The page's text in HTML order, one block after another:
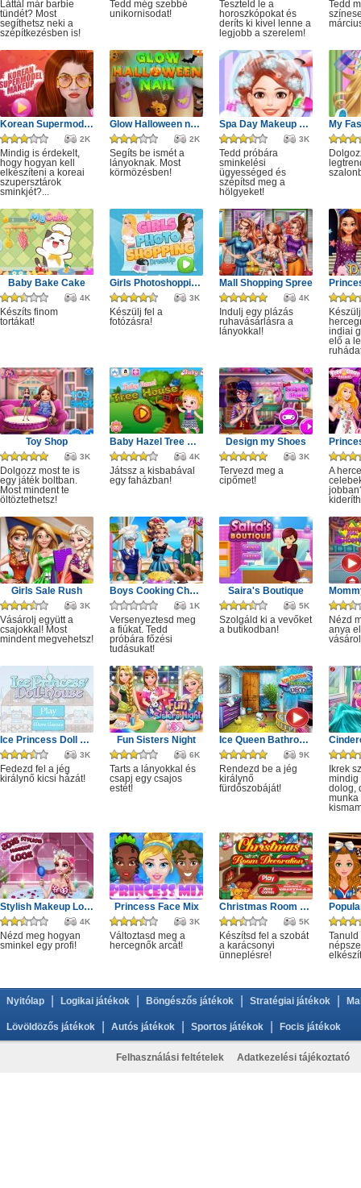
Láttál már barbie
tündét? Most
segíthetsz neki a
szépítkezésben is!
Tedd még szebbé
unikornisodat!
Teszteld le a
horoszkópokat és
deríts ki kivel lenne a
legjobb a szerelem!
Tedd
Korean Supermodel Makeup
2K
Mindig is érdekelt,
hogy hogyan kell
elkészíteni a koreai
szupersztárok
sminkjét?...
Glow Halloween nails polish
2K
Segíts be ismét a
lányoknak. Most
körmözésben!
Spa Day Makeup Artist
3K
Tedd próbára
sminkelési
ügyességed és
szépítsd meg a
hölgyeket!
Baby Bake Cake
4K
Készíts finom
tortákat!
Girls Photoshopping Dressup
3K
Készülj fel a
fotózásra!
Mall Shopping Spree
4K
Indulj egy plázás
ruhavásárlásra a
lányokkal!
indiai
elő a
Toy Shop
3K
Dolgozz most te is
egy játék boltban.
Most mindent te
öltöztethetsz!
Baby Hazel Tree House
4K
Játssz a kisbabával
egy faházban!
Design my Shoes
3K
Tervezd meg a
cipőmet!
A
Girls Sale Rush
3K
Vásárolj együtt a
csajokkal! Most
mindent megvehetsz!
Boys Cooking Challenge
1K
Versenyeztesd meg
a fiúkat. Tedd
próbára főzési
tudásukat!
Saira's Boutique
5K
Szolgáld ki a vevőket
a butikodban!
Nézd
anya
Ice Princess Doll House
3K
Fedezd fel a jég
királynő kicsi házát!
Fun Sisters Night
6K
Tarts a lányokkal és
csapj egy csajos
estét!
Ice Queen Bathroom Deco
9K
Rendezd be a jég
királynő
fürdőszobáját!
Ikrek
mindig
dolog,
munka
Stylish Makeup Look
4K
Nézd meg hogyan
sminkel egy profi!
Princess Face Mix
3K
Változtasd meg a
hercegnők arcát!
Christmas Room Decoration
5K
Készítsd fel a szobát
a karácsonyi
ünneplésre!
Tanuld
Nyitólap Logikai játékok Böngészős játékok Stratégiai játékok
Lövöldözős játékok Autós játékok Sportos játékok Focis játékok
Felhasználási feltételek Adatkezelési tájékoztató